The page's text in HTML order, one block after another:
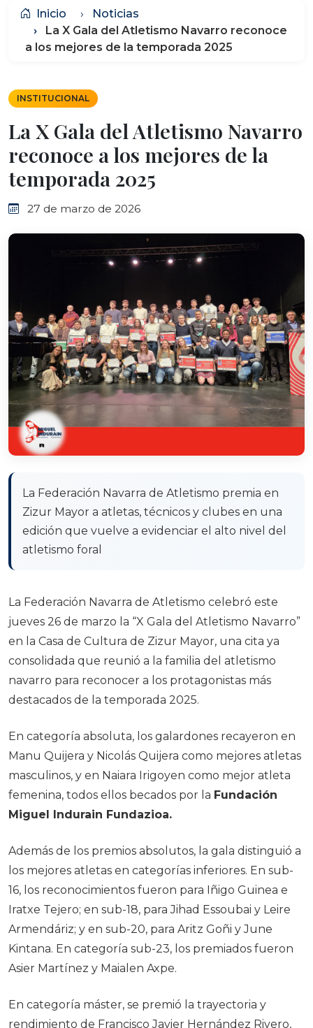
Inicio
Noticias
La X Gala del Atletismo Navarro reconoce
a los mejores de la temporada 2025
INSTITUCIONAL
La X Gala del Atletismo Navarro
reconoce a los mejores de la
temporada 2025
27 de marzo de 2026
La Federación Navarra de Atletismo premia en
Zizur Mayor a atletas, técnicos y clubes en una
edición que vuelve a evidenciar el alto nivel del
atletismo foral
La Federación Navarra de Atletismo celebró este
jueves 26 de marzo la “X Gala del Atletismo Navarro”
en la Casa de Cultura de Zizur Mayor, una cita ya
consolidada que reunió a la familia del atletismo
navarro para reconocer a los protagonistas más
destacados de la temporada 2025.
En categoría absoluta, los galardones recayeron en
Manu Quijera y Nicolás Quijera como mejores atletas
masculinos, y en Naiara Irigoyen como mejor atleta
femenina, todos ellos becados por la Fundación
Miguel Indurain Fundazioa.
Además de los premios absolutos, la gala distinguió a
los mejores atletas en categorías inferiores. En sub-
16, los reconocimientos fueron para Iñigo Guinea e
Iratxe Tejero; en sub-18, para Jihad Essoubai y Leire
Armendáriz; y en sub-20, para Aritz Goñi y June
Kintana. En categoría sub-23, los premiados fueron
Asier Martínez y Maialen Axpe.
En categoría máster, se premió la trayectoria y
rendimiento de Francisco Javier Hernández Rivero,